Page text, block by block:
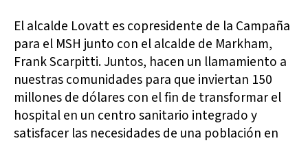
El alcalde Lovatt es copresidente de la Campaña
para el MSH junto con el alcalde de Markham,
Frank Scarpitti. Juntos, hacen un llamamiento a
nuestras comunidades para que inviertan 150
millones de dólares con el fin de transformar el
hospital en un centro sanitario integrado y
satisfacer las necesidades de una población en